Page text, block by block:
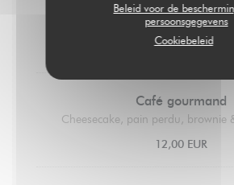
Beleid voor de
persoonsgegevens
Cookiebeleid
Coupe colonel à la
10,00 EUR
Café gourmand
Cheesecake, pain perdu, brownie
12,00 EUR